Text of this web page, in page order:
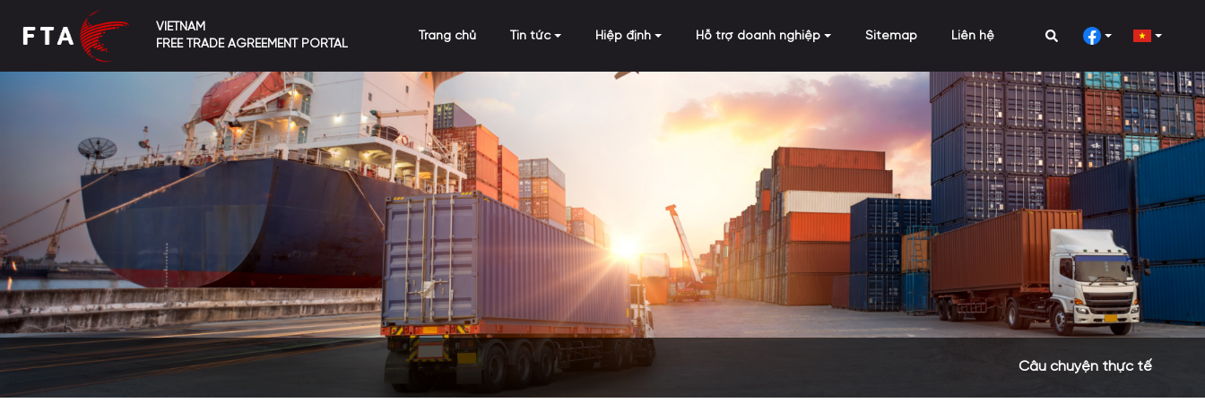
VIETNAM
FREE TRADE AGREEMENT PORTAL
Trang chủ Tin tức Hiệp định Hỗ trợ doanh nghiệp Sitemap Liên hệ
Câu chuyện thực tế